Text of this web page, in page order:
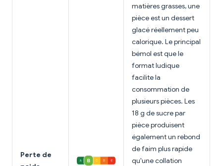
Perte de
matières grasses, une
pièce est un dessert
glacé réellement peu
calorique. Le principal
bémol est que le
format ludique
facilite la
consommation de
plusieurs pièces. Les
18 g de sucre par
pièce produisent
également un rebond
de faim plus rapide
qu'une collation